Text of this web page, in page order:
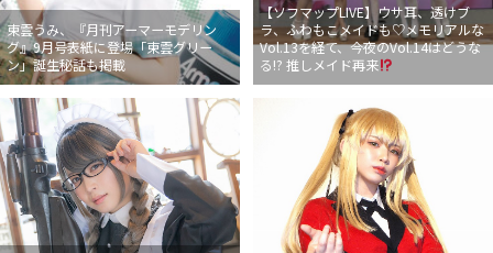
東雲うみ、『月刊アーマーモデリン
グ』9月号表紙に登場「東雲グリー
ン」誕生秘話も掲載
【ソフマップLIVE】ウサ耳、透けブ
ラ、ふわもこメイドも♡メモリアルな
Vol.13を経て、今夜のVol.14はどうな
る!? 推しメイド再来